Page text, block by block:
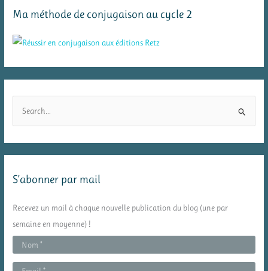
Ma méthode de conjugaison au cycle 2
rS’abonner par mail
Recevez un mail à chaque nouvelle publication du blog (une par
semaine en moyenne) !